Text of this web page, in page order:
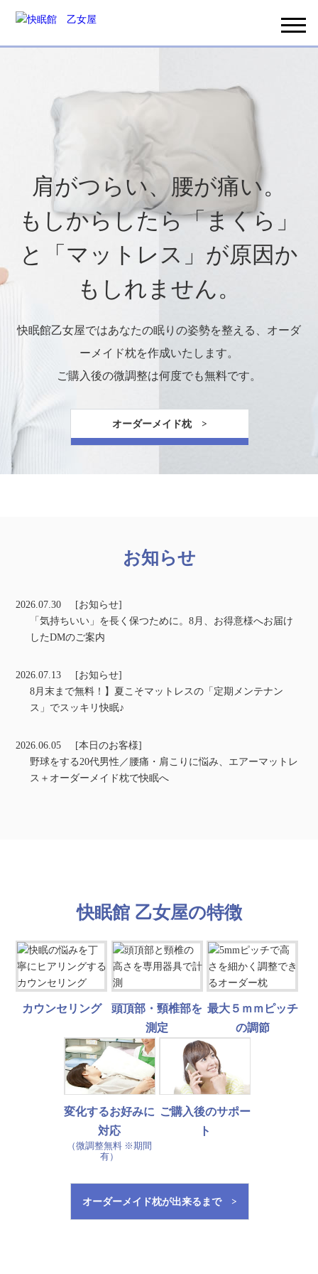
肩がつらい、腰が痛い。
もしからしたら「まくら」
と「マットレス」が原因か
もしれません。
快眠館乙女屋ではあなたの眠りの姿勢を整える、オーダ
ーメイド枕を作成いたします。
ご購入後の微調整は何度でも無料です。
オーダーメイド枕 >
お知らせ
2026.07.30
[お知らせ]
「気持ちいい」を長く保つために。8月、お得意様へお届け
したDMのご案内
2026.07.13
[お知らせ]
8月末まで無料！】夏こそマットレスの「定期メンテナン
ス」でスッキリ快眠♪
2026.06.05
[本日のお客様]
野球をする20代男性／腰痛・肩こりに悩み、エアーマットレ
ス＋オーダーメイド枕で快眠へ
快眠館 乙女屋の特徴
カウンセリング
頭頂部・頸椎部を
測定
最大５ｍｍピッチ
の調節
変化するお好みに
対応
（微調整無料 ※期間
有）
ご購入後のサポー
ト
オーダーメイド枕が出来るまで >